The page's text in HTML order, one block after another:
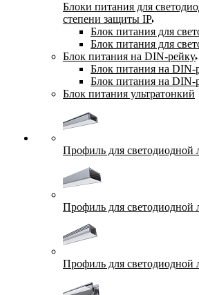
Блоки питания для
степени защиты IP
Блок питания для
Блок питания для
Блок питания на DIN-рейку
Блок питания на DIN-
Блок питания на DIN-
Блок питания ультратонкий
Профиль для
Профиль для светодиодной
Профиль для светодиодной